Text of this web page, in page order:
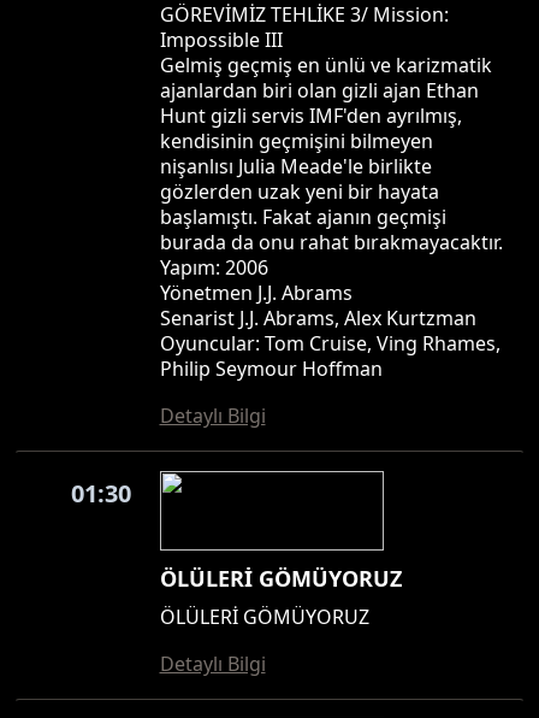
GÖREVİMİZ TEHLİKE 3/ Mission:
Impossible III
Gelmiş geçmiş en ünlü ve karizmatik
ajanlardan biri olan gizli ajan Ethan
Hunt gizli servis IMF'den ayrılmış,
kendisinin geçmişini bilmeyen
nişanlısı Julia Meade'le birlikte
gözlerden uzak yeni bir hayata
başlamıştı. Fakat ajanın geçmişi
burada da onu rahat bırakmayacaktır.
Yapım: 2006
Yönetmen J.J. Abrams
Senarist J.J. Abrams, Alex Kurtzman
Oyuncular: Tom Cruise, Ving Rhames,
Philip Seymour Hoffman
Detaylı Bilgi
01:30
ÖLÜLERİ GÖMÜYORUZ
ÖLÜLERİ GÖMÜYORUZ
Detaylı Bilgi